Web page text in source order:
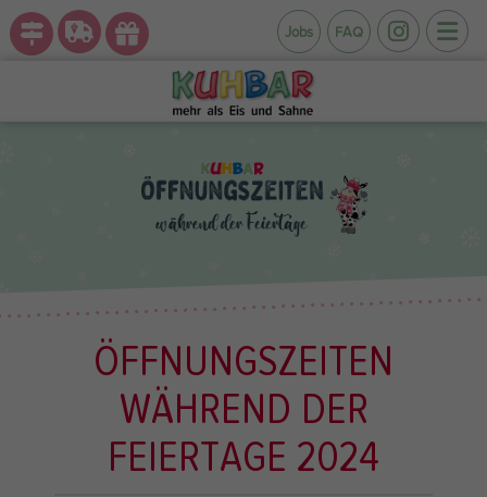
Jobs FAQ
ÖFFNUNGSZEITEN
WÄHREND DER
FEIERTAGE 2024